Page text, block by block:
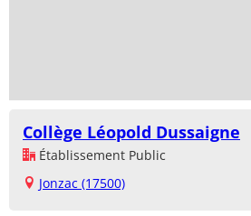
Collège Léopold Dussaigne
Établissement Public
Jonzac (17500)